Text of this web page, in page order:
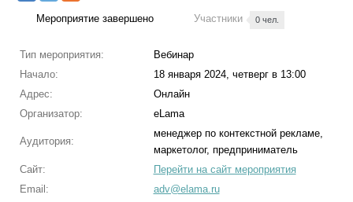
Мероприятие завершено Участники 0 чел.
Тип мероприятия:
Вебинар
Начало:
18 января 2024, четверг в 13:00
Адрес:
Онлайн
Организатор:
eLama
Аудитория:
менеджер по контекстной рекламе,
маркетолог, предприниматель
Сайт:
Перейти на сайт мероприятия
Email:
adv@elama.ru